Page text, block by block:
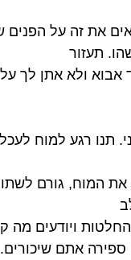
את זה על הפנים
תעזור
אבוא ולא אתן לך
המוח, גורם לשתות
ויודעים מה
אתם